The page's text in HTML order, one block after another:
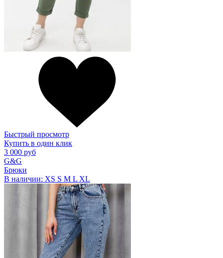
Быстрый просмотр
Купить в один клик
3 000 руб
G&G
Брюки
В наличии: XS S M L XL